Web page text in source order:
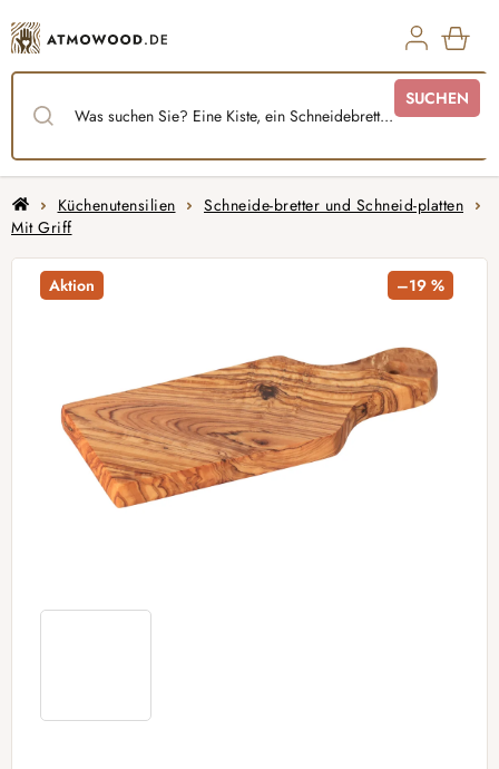
Inhalt
springen
SUCHEN
StartseiteKüchenutensilien
Schneide-bretter und Schneid-platten
Mit Griff
Aktion –19 %